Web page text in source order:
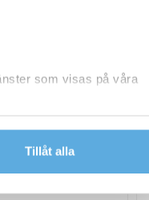
som visas på våra
Tillåt alla